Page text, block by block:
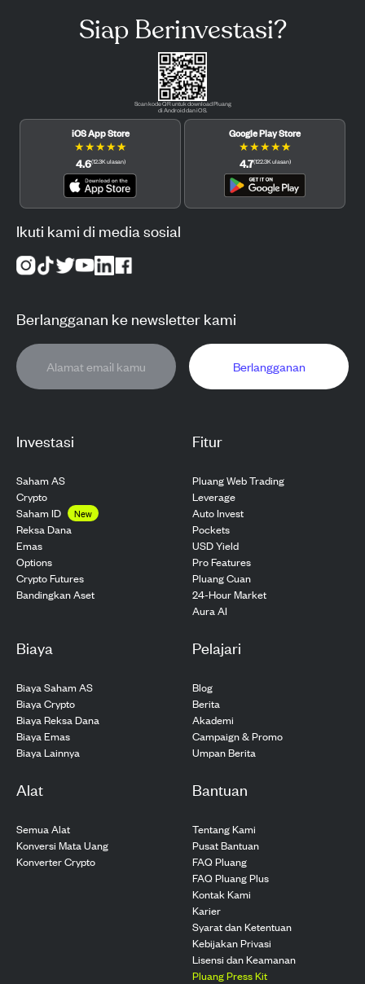
Investasi
Saham AS
Crypto
Saham ID
New
Reksa Dana
Emas
Options
Crypto Futures
Bandingkan Aset
Fitur
Pluang Web Trading
Leverage
Auto Invest
Pockets
USD Yield
Pro Features
Pluang Cuan
24-Hour Market
Aura AI
Biaya
Biaya Saham AS
Biaya Crypto
Biaya Reksa Dana
Biaya Emas
Biaya Lainnya
Pelajari
Blog
Berita
Akademi
Campaign & Promo
Umpan Berita
Alat
Semua Alat
Konversi Mata Uang
Konverter Crypto
Bantuan
Tentang Kami
Pusat Bantuan
FAQ Pluang
FAQ Pluang Plus
Kontak Kami
Karier
Syarat dan Ketentuan
Kebijakan Privasi
Lisensi dan Keamanan
Pluang Press Kit
Siap Berinvestasi?
Scan kode QR untuk download Pluang
di Android dan iOS.
iOS App Store
★★★★★
4.6(12.3Kulasan)
Google Play Store
★★★★★
4.7(122.3Kulasan)
Ikuti kami di media sosial
Berlangganan ke newsletter kami
Berlangganan